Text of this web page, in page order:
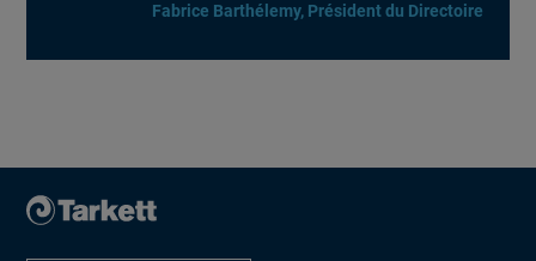
Fabrice Barthélemy, Président du Directoire